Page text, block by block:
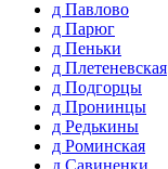
д Павлово
д Парюг
д Пеньки
д Плетеневская
д Подгорцы
д Пронинцы
д Редькины
д Роминская
д Савиненки